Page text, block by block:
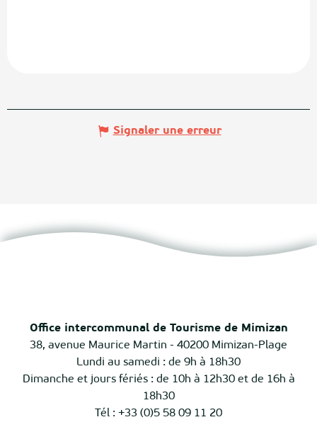
Signaler une erreur
Office intercommunal de Tourisme de Mimizan
38, avenue Maurice Martin - 40200 Mimizan-Plage
Lundi au samedi : de 9h à 18h30
Dimanche et jours fériés : de 10h à 12h30 et de 16h à
18h30
Tél : +33 (0)5 58 09 11 20